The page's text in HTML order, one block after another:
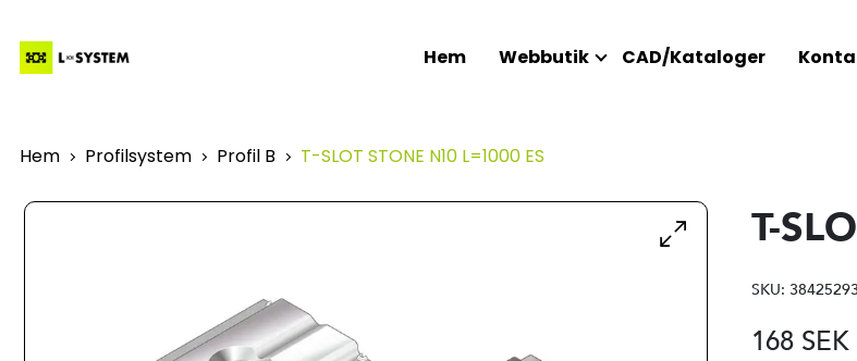
Hem Webbutik CAD/Kataloger
Hem Profilsystem Profil B T-SLOT STONE N10 L=1000 ES
T-
SKU:
168 SEK